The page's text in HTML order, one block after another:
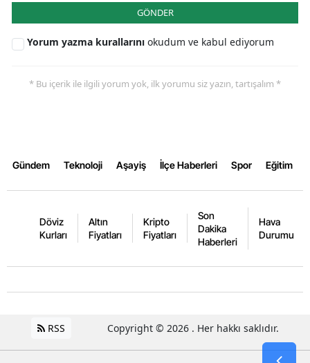
GÖNDER
Yorum yazma kurallarını okudum ve kabul ediyorum
* Bu içerik ile ilgili yorum yok, ilk yorumu siz yazın, tartışalım *
Gündem Teknoloji Aşayiş İlçe Haberleri Spor Eğitim
Döviz
Kurları
Altın
Fiyatları
Kripto
Fiyatları
Son
Dakika
Haberleri
Hava
Durumu
RSS Copyright © 2026 . Her hakkı saklıdır.